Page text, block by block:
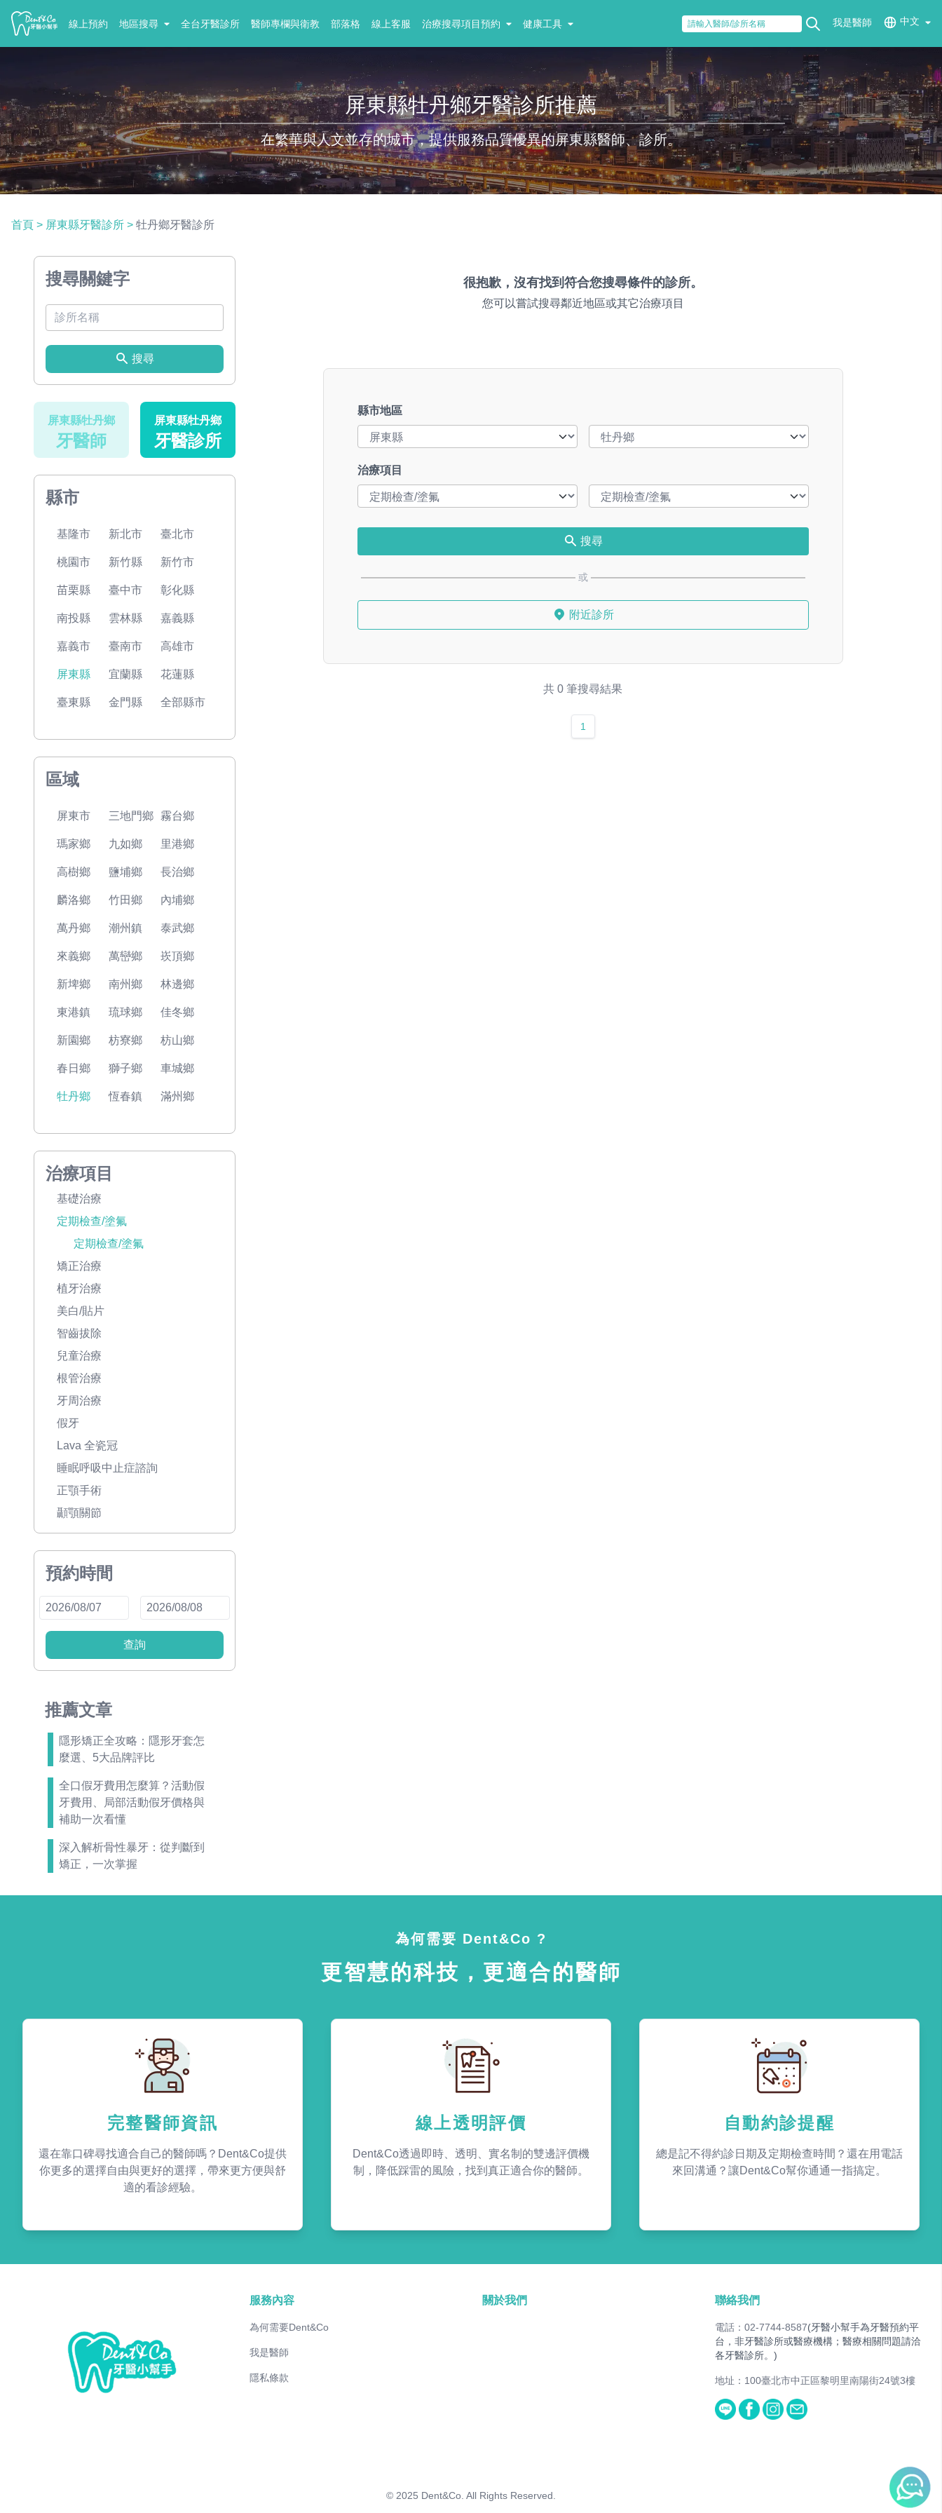
線上預約 地區搜尋 全台牙醫診所 醫師專欄與衛教 部落格 線上客服 治療搜尋項目預約 健康工具 我是醫師 中文
屏東縣牡丹鄉牙醫診所推薦
在繁華與人文並存的城市，提供服務品質優異的屏東縣醫師、診所。
首頁 > 屏東縣牙醫診所 > 牡丹鄉牙醫診所
搜尋關鍵字
搜尋
屏東縣牡丹鄉
牙醫師
屏東縣牡丹鄉
牙醫診所
縣市
基隆市 新北市 臺北市
桃園市 新竹縣 新竹市
苗栗縣 臺中市 彰化縣
南投縣 雲林縣 嘉義縣
嘉義市 臺南市 高雄市
屏東縣 宜蘭縣 花蓮縣
臺東縣 金門縣 全部縣市
區域
屏東市 三地門鄉 霧台鄉
瑪家鄉 九如鄉 里港鄉
高樹鄉 鹽埔鄉 長治鄉
麟洛鄉 竹田鄉 內埔鄉
萬丹鄉 潮州鎮 泰武鄉
來義鄉 萬巒鄉 崁頂鄉
新埤鄉 南州鄉 林邊鄉
東港鎮 琉球鄉 佳冬鄉
新園鄉 枋寮鄉 枋山鄉
春日鄉 獅子鄉 車城鄉
牡丹鄉 恆春鎮 滿州鄉
治療項目
基礎治療
定期檢查/塗氟
定期檢查/塗氟
矯正治療
植牙治療
美白/貼片
智齒拔除
兒童治療
根管治療
牙周治療
假牙
Lava 全瓷冠
睡眠呼吸中止症諮詢
正顎手術
顳顎關節
預約時間
查詢
推薦文章
隱形矯正全攻略：隱形牙套怎
麼選、5大品牌評比
全口假牙費用怎麼算？活動假
牙費用、局部活動假牙價格與
補助一次看懂
深入解析骨性暴牙：從判斷到
矯正，一次掌握
很抱歉，沒有找到符合您搜尋條件的診所。
您可以嘗試搜尋鄰近地區或其它治療項目
縣市地區
治療項目
搜尋
或
附近診所
共 0 筆搜尋結果
1
為何需要 Dent&Co ?
更智慧的科技，更適合的醫師
完整醫師資訊
還在靠口碑尋找適合自己的醫師嗎？Dent&Co提供
你更多的選擇自由與更好的選擇，帶來更方便與舒
適的看診經驗。
線上透明評價
Dent&Co透過即時、透明、實名制的雙邊評價機
制，降低踩雷的風險，找到真正適合你的醫師。
自動約診提醒
總是記不得約診日期及定期檢查時間？還在用電話
來回溝通？讓Dent&Co幫你通通一指搞定。
服務內容
為何需要Dent&Co
我是醫師
隱私條款
關於我們 聯絡我們
電話：02-7744-8587(牙醫小幫手為牙醫預約平
台，非牙醫診所或醫療機構；醫療相關問題請洽
各牙醫診所。)
地址：100臺北市中正區黎明里南陽街24號3樓
© 2025 Dent&Co. All Rights Reserved.